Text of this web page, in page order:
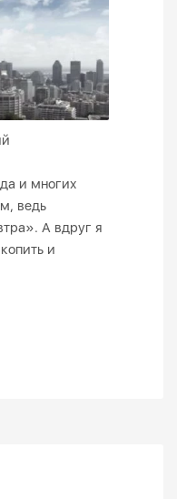
и многих
ведь
А вдруг я
и